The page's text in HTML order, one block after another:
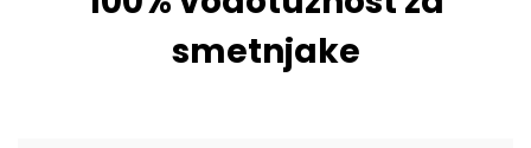
smetnjake